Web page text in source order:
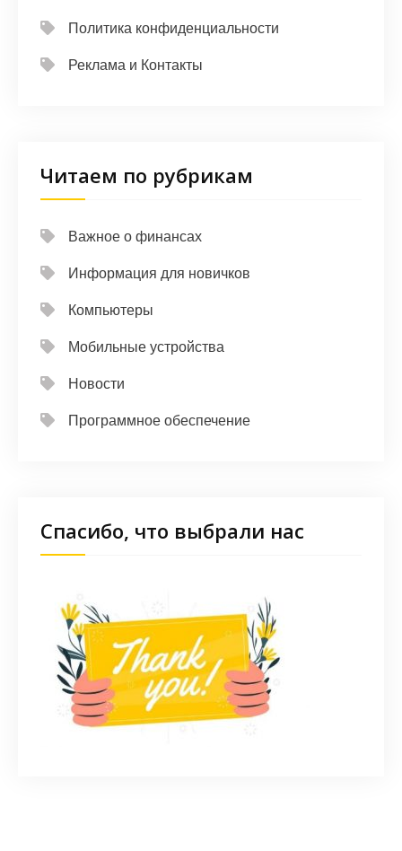
Политика конфиденциальности
Реклама и Контакты
Читаем по рубрикам
Важное о финансах
Информация для новичков
Компьютеры
Мобильные устройства
Новости
Программное обеспечение
Спасибо, что выбрали нас